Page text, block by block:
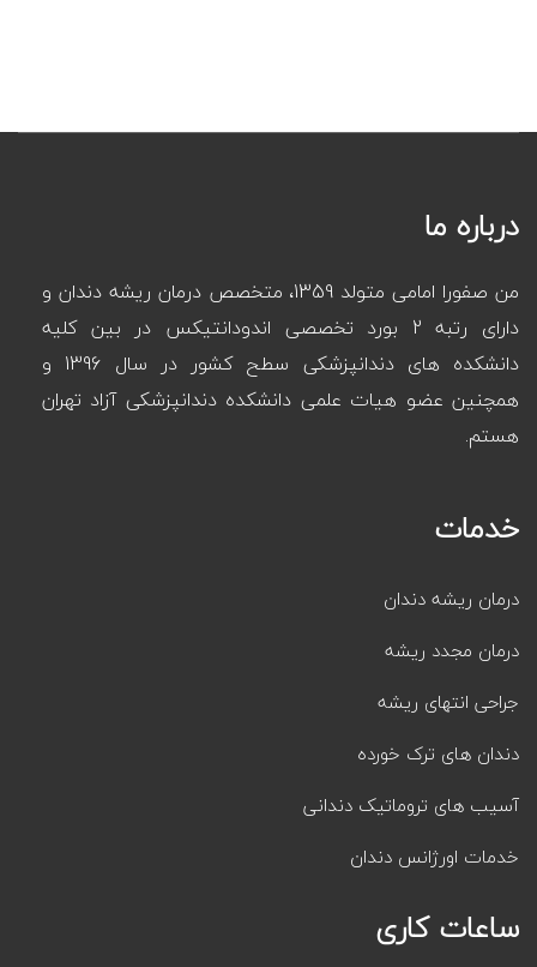
درباره ما
من صفورا امامی متولد 1359، متخصص درمان ریشه دندان و
دارای رتبه 2 بورد تخصصی اندودانتیکس در بین کلیه
دانشکده های دندانپزشکی سطح کشور در سال 1396 و
همچنین عضو هیات علمی دانشکده دندانپزشکی آزاد تهران
هستم.
خدمات
درمان ریشه دندان
درمان مجدد ریشه
جراحی انتهای ریشه
دندان های ترک خورده
آسیب های تروماتیک دندانی
خدمات اورژانس دندان
ساعات کاری